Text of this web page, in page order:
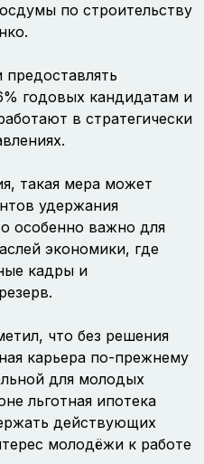
по строительству
годовых кандидатам и
в стратегически
такая мера может
удержания
особенно важно для
экономики, где
кадры и
что без решения
карьера по-прежнему
для молодых
льготная ипотека
действующих
молодёжи к работе